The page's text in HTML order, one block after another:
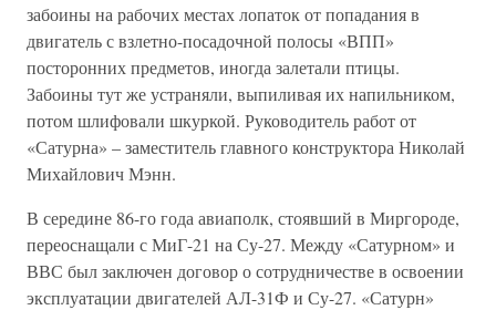
забоины на рабочих местах лопаток от попадания в
двигатель с взлетно-посадочной полосы «ВПП»
посторонних предметов, иногда залетали птицы.
Забоины тут же устраняли, выпиливая их напильником,
потом шлифовали шкуркой. Руководитель работ от
«Сатурна» – заместитель главного конструктора Николай
Михайлович Мэнн.
В середине 86-го года авиаполк, стоявший в Миргороде,
переоснащали с МиГ-21 на Су-27. Между «Сатурном» и
ВВС был заключен договор о сотрудничестве в освоении
эксплуатации двигателей АЛ-31Ф и Су-27. «Сатурн»